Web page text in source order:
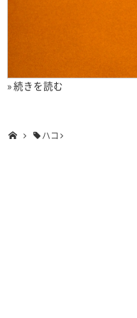
» 続きを読む
ハコ